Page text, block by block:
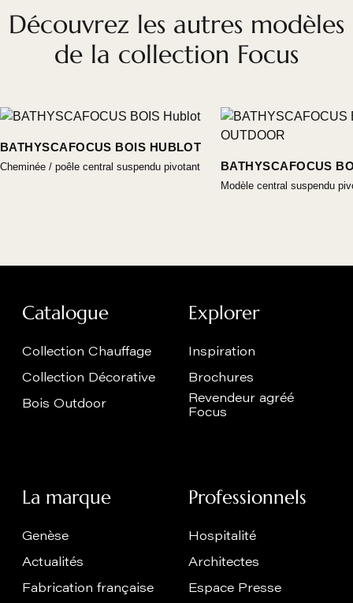
Découvrez les autres modèles
de la collection Focus
BATHYSCAFOCUS BOIS HUBLOT
Cheminée / poêle central suspendu pivotant BATHYSCAFOCUS
Modèle central suspendu
Catalogue
Collection Chauffage
Collection Décorative
Bois Outdoor
Explorer
Inspiration
Brochures
Revendeur agréé
Focus
La marque
Genèse
Actualités
Fabrication française
Professionnels
Hospitalité
Architectes
Espace Presse